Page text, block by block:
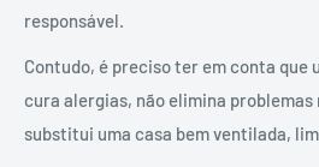
responsável.
Contudo, é preciso ter em conta que
cura alergias, não elimina
substitui uma casa bem ventilada,